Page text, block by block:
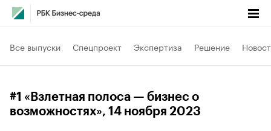
Все выпуски Спецпроект Экспертиза Решение
#1 «Взлетная полоса — бизнес о
возможностях», 14 ноября 2023